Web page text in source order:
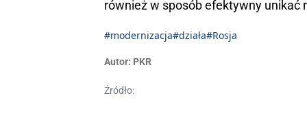
również w sposób efektywny unikać
#modernizacja#działa#Rosja
Autor: PKR
Źródło: